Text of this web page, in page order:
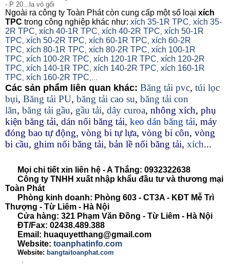
- P 20...la vỏ gối
Ngoài ra công ty Toàn Phát còn cung cấp một số loại xích
TPC trong công nghiệp khác như: xích 35-1R TPC, xích 35-
2R TPC, xích 40-1R TPC, xích 40-2R TPC, xích 50-1R
TPC, xích 50-2R TPC, xích 60-1R TPC, xích 60-2R
TPC, xích 80-1R TPC, xích 80-2R TPC, xích 100-1R
TPC, xích 100-2R TPC, xích 120-1R TPC, xích 120-2R
TPC, xích 140-1R TPC, xích 140-2R TPC, xích 160-1R
TPC, xích 160-2R TPC,...
Các sản phẩm liên quan khác: Băng tải pvc, túi lọc
bụi, Băng tải PU, băng tải cao su, băng tải con
lăn, băng tải gầu, gầu tải, dây curoa, nhông xích, phụ
kiện băng tải, dán nối băng tải, keo dán băng tải, máy
đóng bao tự động, vòng bi tự lựa, vòng bi côn, vòng
bi cầu, ghim nối băng tải, bản lề nối băng tải, xích...
Mọi chi tiết xin liên hệ - A Thắng: 0932322638
Công ty TNHH xuất nhập khẩu đầu tư và thương mại
Toàn Phát
Phòng kinh doanh: Phòng 603 - CT3A - KĐT Mễ Trì
Thượng - Từ Liêm - Hà Nội
Cửa hàng: 321 Phạm Văn Đồng - Từ Liêm - Hà Nội
ĐT/Fax: 02438.489.388
Email: huaquyetthang@gmail.com
Website: toanphatinfo.com
Website: bangtaitoanphat.com
.